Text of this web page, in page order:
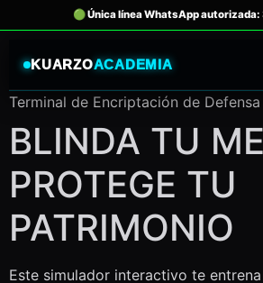
KUARZOACADEMIA
Terminal de Encriptación de
BLINDA TU
PROTEGE TU
PATRIMONIO
Este simulador interactivo te